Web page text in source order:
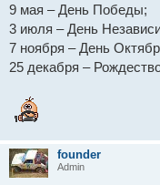
9 мая – День Победы;
3 июля – День
7 ноября – День
25 декабря –
founder
Admin